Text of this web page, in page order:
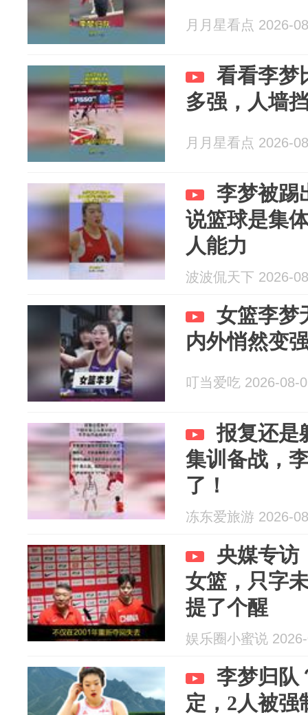
月月星看点 2026-
看看李梦
多强，人墙
月月星看点 2026-
李梦被踢
说篮球是集
人能力
波波侃天下 2026-
女篮李梦
内外悄然变
叮当爱吃 2026-08-
报复还是
集训备战，
了！
冻东爱旅游 2026-
央媒专访
女篮，只字
提了个醒
娱乐圈小蜜说
李梦归队
定，2人被强